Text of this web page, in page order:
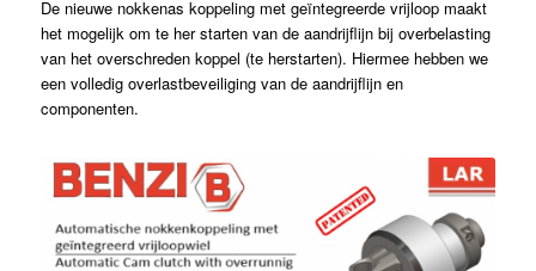
De nieuwe nokkenas koppeling met geïntegreerde vrijloop maakt
het mogelijk om te her starten van de aandrijflijn bij overbelasting
van het overschreden koppel (te herstarten). Hiermee hebben we
een volledig overlastbeveiliging van de aandrijflijn en
componenten.